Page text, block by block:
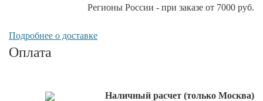
Регионы России - при заказе от 7000 руб.
Подробнее о доставке
Оплата
Наличный расчет (только Москва)